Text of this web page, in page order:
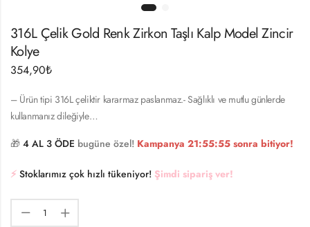
316L Çelik Gold Renk Zirkon Taşlı Kalp Model Zincir
Kolye
354,90₺
– Ürün tipi 316L çeliktir kararmaz paslanmaz.- Sağlıklı ve mutlu günlerde
kullanmanız dileğiyle…
🎁 4 AL 3 ÖDE bugüne özel! Kampanya 21:55:54 sonra bitiyor!
⚡️ Stoklarımız çok hızlı tükeniyor! Şimdi sipariş ver!